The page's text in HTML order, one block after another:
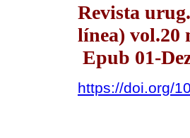
Revista
línea) vol.20
Epub 01-
https://doi.org/